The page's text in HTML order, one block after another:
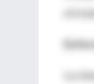
el
La